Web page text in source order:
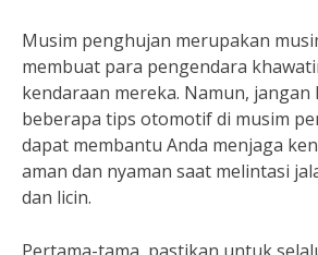
Musim penghujan merupakan
membuat para pengendara
kendaraan mereka. Namun, jangan
beberapa tips otomotif di musim
dapat membantu Anda menjaga
aman dan nyaman saat melintasi
dan licin.